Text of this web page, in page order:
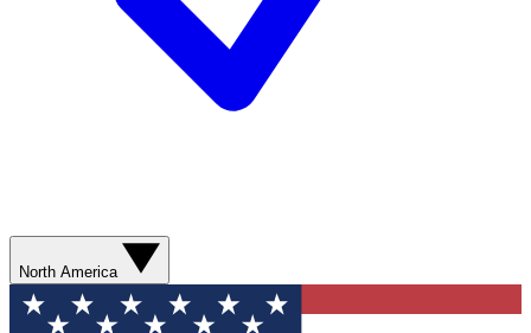
North America